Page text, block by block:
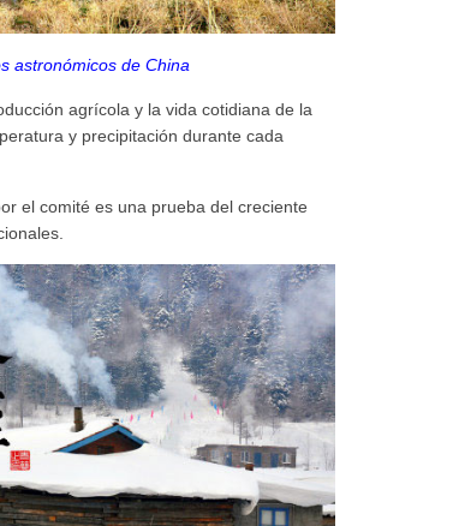
astronómicos de China
agrícola y la vida cotidiana de la
y precipitación durante cada
el comité es una prueba del creciente